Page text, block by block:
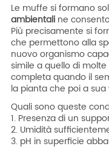
Le muffe si formano
ambientaline
Più precisamente si
che permettono alla
nuovo organismo
simile a quello di
completa quando il
la pianta che poi a
Quali sono queste
1. Presenza di un
2. Umidità
3. pH in superficie